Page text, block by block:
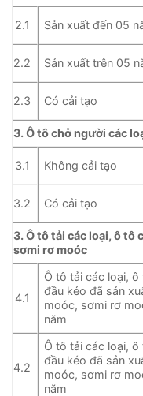
2.1 Sản xuất đến 05
2.2 Sản xuất trên 05
2.3 Có cải tạo
3. Ô tô chở người các
3.1 Không cải tạo
3.2 Có cải tạo
3. Ô tô tải các loại, ô tô
sơmi rơ moóc
4.1
Ô tô tải các loại,
đầu kéo đã sản
moóc, sơmi rơ
năm
4.2
Ô tô tải các loại,
đầu kéo đã sản
moóc, sơmi rơ
năm